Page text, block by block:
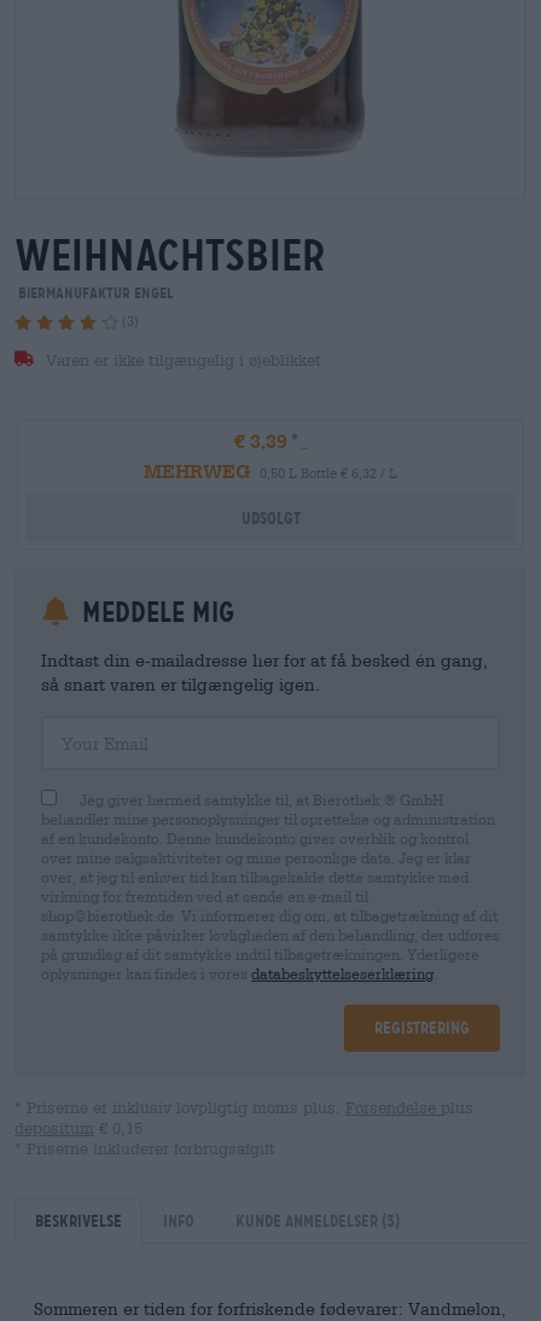
weihnachtsbier
Biermanufaktur Engel
(3)
Varen er ikke tilgængelig i øjeblikket
€ 3,39
MEHRWEG
0,50 L Bottle € 6,32 / L
Udsolgt
meddele mig
Indtast din e-mailadresse her for at få besked én gang,
så snart varen er tilgængelig igen.
Jeg giver hermed samtykke til, at Bierothek ® GmbH
behandler mine personoplysninger til oprettelse og administration
af en kundekonto. Denne kundekonto giver overblik og kontrol
over mine salgsaktiviteter og mine personlige data. Jeg er klar
over, at jeg til enhver tid kan tilbagekalde dette samtykke med
virkning for fremtiden ved at sende en e-mail til
shop@bierothek.de. Vi informerer dig om, at tilbagetrækning af dit
samtykke ikke påvirker lovligheden af ​​den behandling, der udføres
på grundlag af dit samtykke indtil tilbagetrækningen. Yderligere
oplysninger kan findes i vores databeskyttelseserklæring
Registrering
* Priserne er inklusiv lovpligtig moms plus. Forsendelse plus
depositum € 0,15
* Priserne inkluderer forbrugsafgift
Beskrivelse Info kunde anmeldelser (3)
Sommeren er tiden for forfriskende fødevarer: Vandmelon,